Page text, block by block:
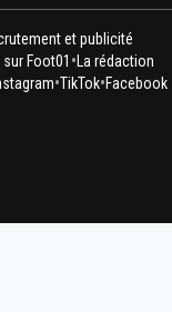
et publicité
Foot01 • La rédaction
•TikTok•Facebook